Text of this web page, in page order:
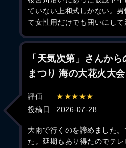
ていない上和式しかない。
て女性用だけでも囲いにして
「天気次第」さんか
まつり 海の大花火大会
評価
★★★★★
投稿日
2026-07-28
大雨で行くのを諦めました
た。延期もあり得たのでテ